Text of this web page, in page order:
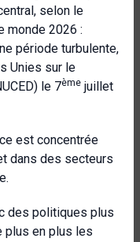
selon le
monde 2026 :
période turbulente,
Unies sur le
le 7ème juillet
est concentrée
dans des secteurs
des politiques plus
plus en plus les